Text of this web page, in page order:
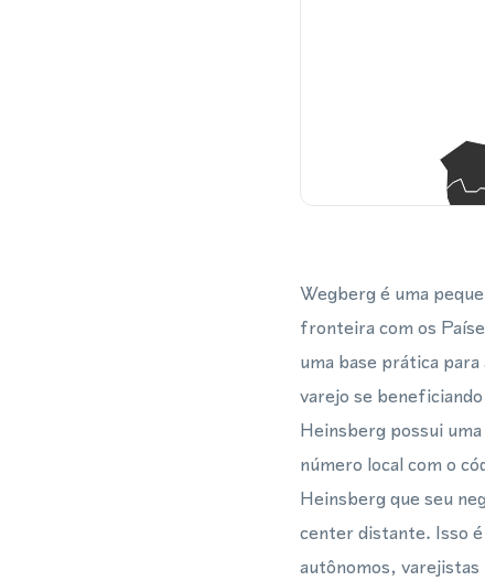
Wegberg é uma
fronteira com os
uma base prática
varejo se
Heinsberg possui
número local com o
Heinsberg que seu
center distante. Isso
autônomos,